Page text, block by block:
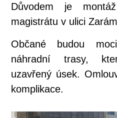
Důvodem je
magistrátu v ulici
Občané budou
náhradní trasy,
uzavřený úsek.
komplikace.